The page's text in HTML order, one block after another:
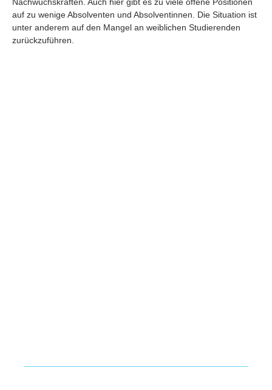
auf zu wenige Absolventen und Absolventinnen. Die Situation ist
unter anderem auf den Mangel an weiblichen Studierenden
zurückzuführen.